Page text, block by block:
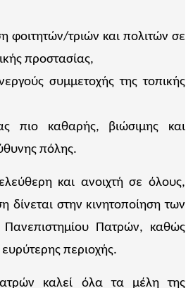
φοιτητών/τριών και πολιτών σε
προστασίας,
συμμετοχής της τοπικής
πιο καθαρής, βιώσιμης και
πόλης.
και ανοιχτή σε όλους,
δίνεται στην κινητοποίηση των
Πανεπιστημίου Πατρών, καθώς
περιοχής.
καλεί όλα τα μέλη της